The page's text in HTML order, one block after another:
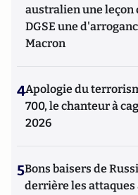
australien une leçon
DGSE une
Macron
4Apologie du
700, le chanteur à
2026
5Bons baisers de
derrière les